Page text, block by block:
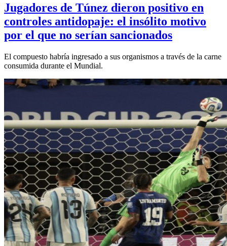
Jugadores de Túnez dieron positivo en
controles antidopaje: el insólito motivo
por el que no serían sancionados
El compuesto habría ingresado a sus organismos a través de la carne
consumida durante el Mundial.